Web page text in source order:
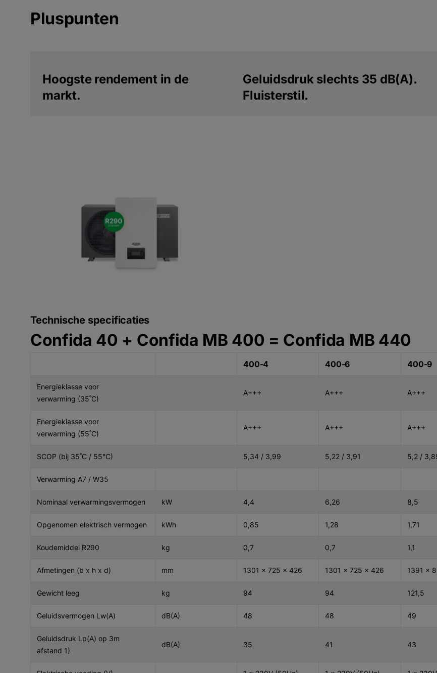
Pluspunten
Hoogste rendement in de
markt.
Geluidsdruk slechts 35 dB(A).
Fluisterstil.
Technische specificaties
Confida 40 + Confida MB 400 = Confida MB 440
400-4 400-6 400-9
Energieklasse voor
verwarming (35˚C)
A+++ A+++ A+++
Energieklasse voor
verwarming (55˚C)
A+++ A+++ A+++
SCOP (bij 35˚C / 55°C) 5,34 / 3,99 5,22 / 3,91 5,2 /
Verwarming A7 / W35
Nominaal verwarmingsvermogen kW 4,4 6,26 8,5
Opgenomen elektrisch vermogen kWh 0,85 1,28 1,71
Koudemiddel R290 kg 0,7 0,7 1,1
Afmetingen (b x h x d) mm 1301 x 725 x 426 1301 x 725 x 426 1391 x
Gewicht leeg kg 94 94 121,5
Geluidsvermogen Lw(A) dB(A) 48 48 49
Geluidsdruk Lp(A) op 3m
afstand 1)
dB(A) 35 41 43